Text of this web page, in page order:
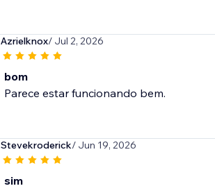
Azrielknox/ Jul 2, 2026
bom
Parece estar funcionando bem.
Stevekroderick/ Jun 19, 2026
sim